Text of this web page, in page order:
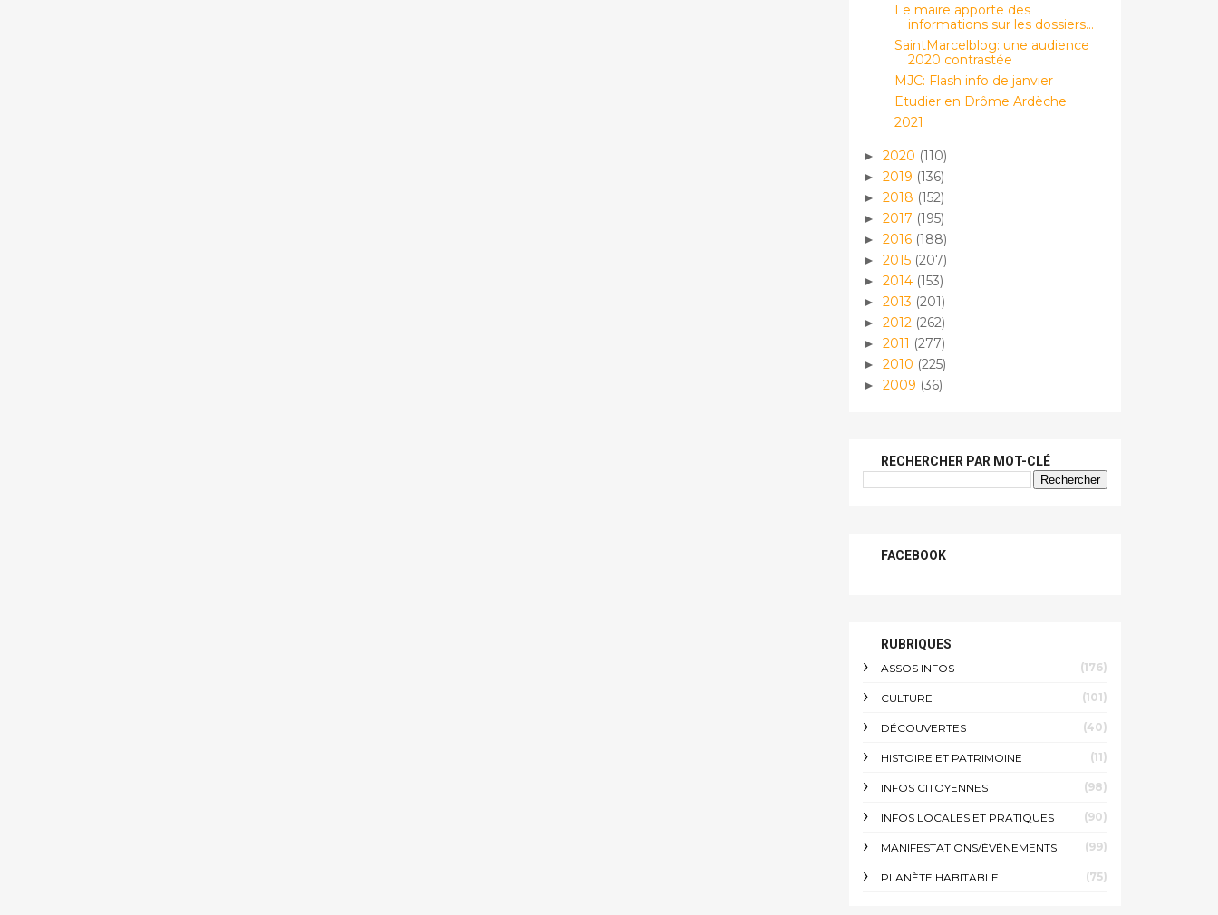
Le maire apporte des
informations sur les dossiers...
SaintMarcelblog: une audience
2020 contrastée
MJC: Flash info de janvier
Etudier en Drôme Ardèche
2021
► 2020 (110)
► 2019 (136)
► 2018 (152)
► 2017 (195)
► 2016 (188)
► 2015 (207)
► 2014 (153)
► 2013 (201)
► 2012 (262)
► 2011 (277)
► 2010 (225)
► 2009 (36)
RECHERCHER PAR MOT-CLÉ
FACEBOOK
RUBRIQUES
ASSOS INFOS (176)
CULTURE (101)
DÉCOUVERTES (40)
HISTOIRE ET PATRIMOINE (11)
INFOS CITOYENNES (98)
INFOS LOCALES ET PRATIQUES (90)
MANIFESTATIONS/ÉVÈNEMENTS (99)
PLANÈTE HABITABLE (75)